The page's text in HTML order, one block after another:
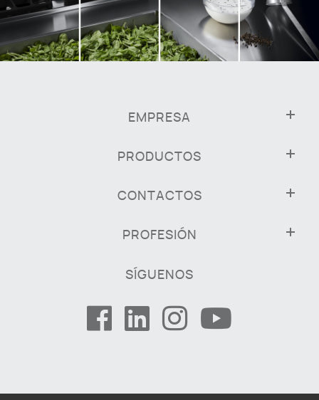
EMPRESA
PRODUCTOS
CONTACTOS
PROFESIÓN
SÍGUENOS